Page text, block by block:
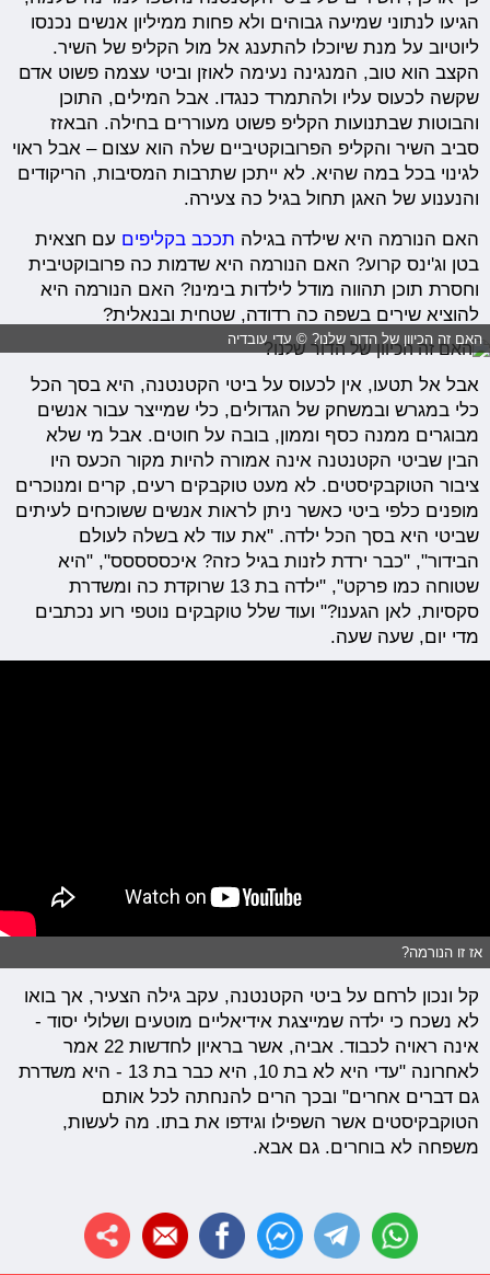
הגיעו לנתוני שמיעה גבוהים ולא פחות ממיליון אנשים נכנסו
ליוטיוב על מנת שיוכלו להתענג אל מול הקליפ של השיר.
הקצב הוא טוב, המנגינה נעימה לאוזן וביטי עצמה פשוט אדם
שקשה לכעוס עליו ולהתמרד כנגדו. אבל המילים, התוכן
והבוטות שבתנועות הקליפ פשוט מעוררים בחילה. הבאזז
סביב השיר והקליפ הפרובוקטיביים שלה הוא עצום – אבל ראוי
לגינוי בכל במה שהיא. לא ייתכן שתרבות המסיבות, הריקודים
והנענוע של האגן תחול בגיל כה צעירה.
האם הנורמה היא שילדה בגילה תככב בקליפים עם חצאית
בטן וג'ינס קרוע? האם הנורמה היא שדמות כה פרובוקטיבית
וחסרת תוכן תהווה מודל לילדות בימינו? האם הנורמה היא
להוציא שירים בשפה כה רדודה, שטחית ובנאלית?
האם זה הכיוון של הדור שלנו? © עדי עובדיה
אבל אל תטעו, אין לכעוס על ביטי הקטנטנה, היא בסך הכל
כלי במגרש ובמשחק של הגדולים, כלי שמייצר עבור אנשים
מבוגרים ממנה כסף וממון, בובה על חוטים. אבל מי שלא
הבין שביטי הקטנטנה אינה אמורה להיות מקור הכעס היו
ציבור הטוקבקיסטים. לא מעט טוקבקים רעים, קרים ומנוכרים
מופנים כלפי ביטי כאשר ניתן לראות אנשים ששוכחים לעיתים
שביטי היא בסך הכל ילדה. "את עוד לא בשלה לעולם
הבידור", "כבר ירדת לזנות בגיל כזה? איכססססס", "היא
שטוחה כמו פרקט", "ילדה בת 13 שרוקדת כה ומשדרת
סקסיות, לאן הגענו?" ועוד שלל טוקבקים נוטפי רוע נכתבים
מדי יום, שעה שעה.
אז זו הנורמה?
קל ונכון לרחם על ביטי הקטנטנה, עקב גילה הצעיר, אך בואו
לא נשכח כי ילדה שמייצגת אידיאליים מוטעים ושלולי יסוד -
אינה ראויה לכבוד. אביה, אשר בראיון לחדשות 22 אמר
לאחרונה "עדי היא לא בת 10, היא כבר בת 13 - היא משדרת
גם דברים אחרים" ובכך הרים להנחתה לכל אותם
הטוקבקיסטים אשר השפילו וגידפו את בתו. מה לעשות,
משפחה לא בוחרים. גם אבא.